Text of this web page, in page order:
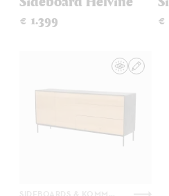
€ 1.399 €